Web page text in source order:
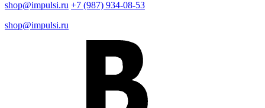
shop@impulsi.ru +7 (987) 934-08-53
shop@impulsi.ru